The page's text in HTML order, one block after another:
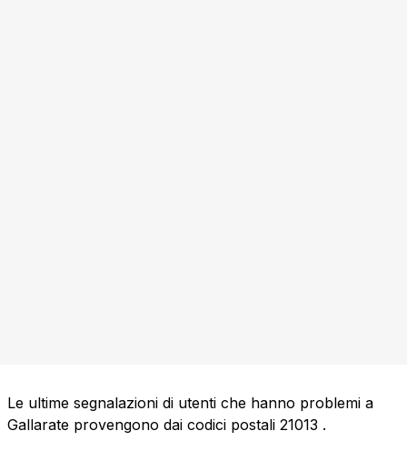
Le ultime segnalazioni di utenti che hanno problemi a
Gallarate provengono dai codici postali 21013 .